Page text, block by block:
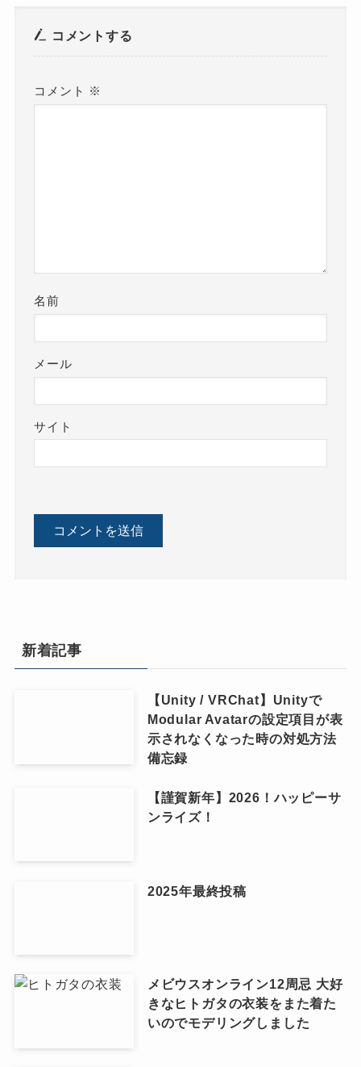
コメントする
コメント ※
名前
メール
サイト
新着記事
【Unity / VRChat】Unityで
Modular Avatarの設定項目が表
示されなくなった時の対処方法
備忘録
【謹賀新年】2026！ハッピーサ
ンライズ！
2025年最終投稿
メビウスオンライン12周忌 大好
きなヒトガタの衣装をまた着た
いのでモデリングしました